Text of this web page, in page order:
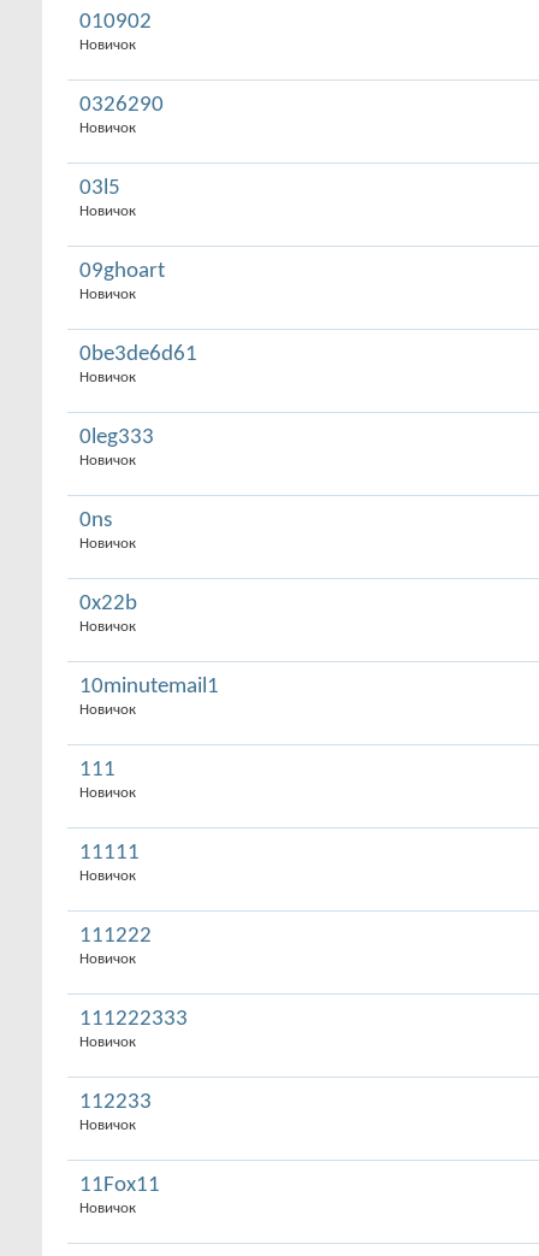
010902
Новичок
0326290
Новичок
03l5
Новичок
09ghoart
Новичок
0be3de6d61
Новичок
0leg333
Новичок
0ns
Новичок
0x22b
Новичок
10minutemail1
Новичок
111
Новичок
11111
Новичок
111222
Новичок
111222333
Новичок
112233
Новичок
11Fox11
Новичок